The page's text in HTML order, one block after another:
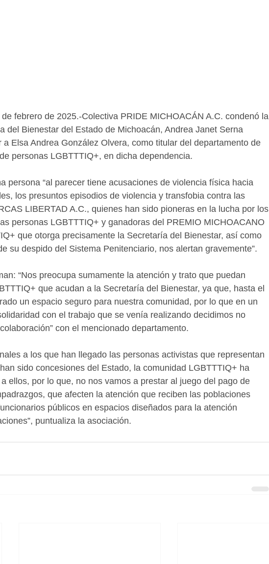
febrero de 2025.-Colectiva PRIDE MICHOACÁN A.C. condenó la
del Bienestar del Estado de Michoacán, Andrea Janet Serna
a Elsa Andrea González Olvera, como titular del departamento de
personas LGBTTTIQ+, en dicha dependencia.
persona “al parecer tiene acusaciones de violencia física hacia
los presuntos episodios de violencia y transfobia contra las
LIBERTAD A.C., quienes han sido pioneras en la lucha por los
personas LGBTTTIQ+ y ganadoras del PREMIO MICHOACANO
que otorga precisamente la Secretaría del Bienestar, así como
su despido del Sistema Penitenciario, nos alertan gravemente”.
“Nos preocupa sumamente la atención y trato que puedan
que acudan a la Secretaría del Bienestar, ya que, hasta el
un espacio seguro para nuestra comunidad, por lo que en un
con el trabajo que se venía realizando decidimos no
con el mencionado departamento.
a los que han llegado las personas activistas que representan
sido concesiones del Estado, la comunidad LGBTTTIQ+ ha
ellos, por lo que, no nos vamos a prestar al juego del pago de
que afecten la atención que reciben las poblaciones
públicos en espacios diseñados para la atención
puntualiza la asociación.